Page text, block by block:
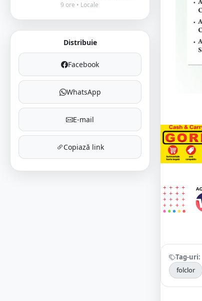
9 ore • Locale
Distribuie
Facebook
WhatsApp
E-mail
Copiază link
Tag-uri:
folclor